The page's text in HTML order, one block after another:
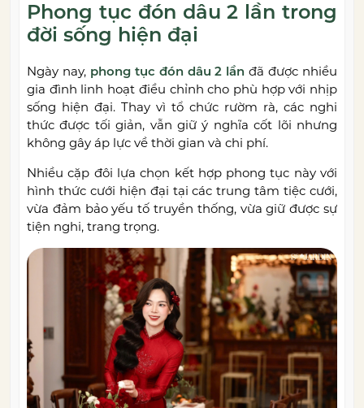
Phong tục đón dâu 2 lần trong
đời sống hiện đại
Ngày nay, phong tục đón dâu 2 lần đã được nhiều
gia đình linh hoạt điều chỉnh cho phù hợp với nhịp
sống hiện đại. Thay vì tổ chức rườm rà, các nghi
thức được tối giản, vẫn giữ ý nghĩa cốt lõi nhưng
không gây áp lực về thời gian và chi phí.
Nhiều cặp đôi lựa chọn kết hợp phong tục này với
hình thức cưới hiện đại tại các trung tâm tiệc cưới,
vừa đảm bảo yếu tố truyền thống, vừa giữ được sự
tiện nghi, trang trọng.